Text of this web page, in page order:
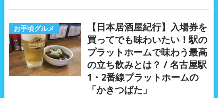
お手頃グルメ
【日本居酒屋紀行】入場券を
買ってでも味わいたい！駅の
プラットホームで味わう最高
の立ち飲みとは？ / 名古屋駅
1・2番線プラットホームの
「かきつばた」